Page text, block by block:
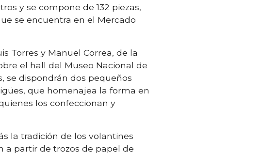
y se compone de 132 piezas,
se encuentra en el Mercado
Torres y Manuel Correa, de la
el hall del Museo Nacional de
se dispondrán dos pequeños
que homenajea la forma en
los confeccionan y
la tradición de los volantines
a partir de trozos de papel de